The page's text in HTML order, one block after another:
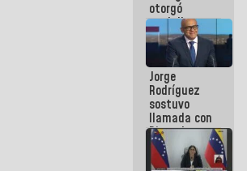
otorgó
medalla
"Héroe de
Venezuela"
a servidores
públicos
Jorge
Rodríguez
sostuvo
llamada con
Dinorah
Figuera y
acuerdan